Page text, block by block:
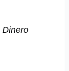
Dinero